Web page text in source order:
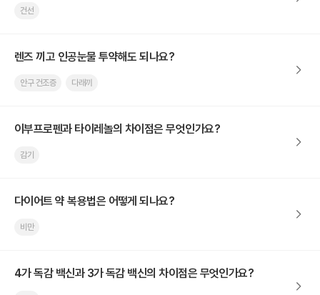
건선
렌즈 끼고 인공눈물 투약해도 되나요?
안구 건조증 다래끼
이부프로펜과 타이레놀의 차이점은 무엇인가요?
감기
다이어트 약 복용법은 어떻게 되나요?
비만
4가 독감 백신과 3가 독감 백신의 차이점은 무엇인가요?